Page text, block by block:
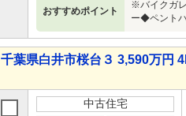
おすすめポイント
※バイクガ
ー◆ペント
千葉県白井市桜台３ 3,590万円
中古住宅